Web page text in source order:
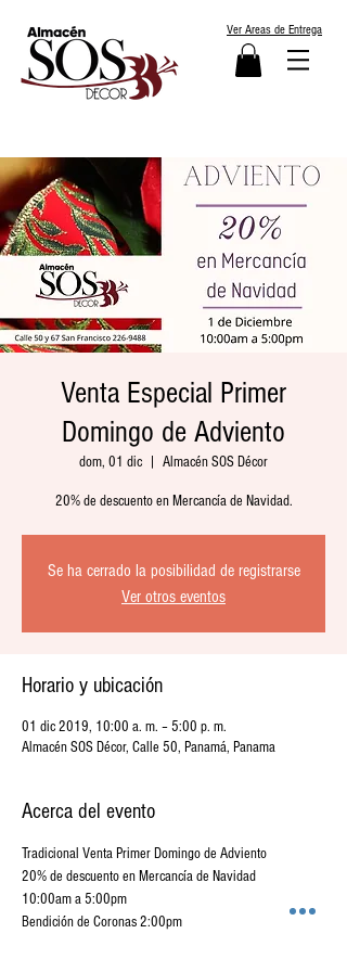
Ver Areas de Entrega
Venta Especial Primer
Domingo de Adviento
dom, 01 dic Almacén SOS Décor
20% de descuento en Mercancía de Navidad.
Se ha cerrado la posibilidad de registrarse
Ver otros eventos
Horario y ubicación
01 dic 2019, 10:00 a. m. – 5:00 p. m.
Almacén SOS Décor, Calle 50, Panamá, Panama
Acerca del evento
Tradicional Venta Primer Domingo de Adviento
20% de descuento en Mercancía de Navidad
10:00am a 5:00pm
Bendición de Coronas 2:00pm